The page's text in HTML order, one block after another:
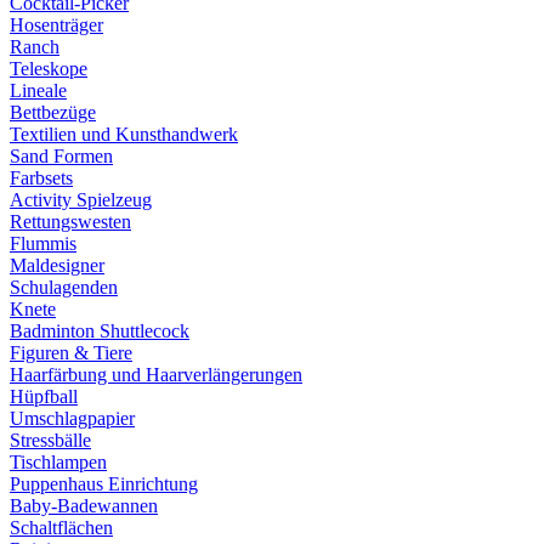
Hosenträger
Ranch
Teleskope
Lineale
Bettbezüge
Textilien und Kunsthandwerk
Sand Formen
Farbsets
Activity Spielzeug
Rettungswesten
Flummis
Maldesigner
Schulagenden
Knete
Badminton Shuttlecock
Figuren & Tiere
Haarfärbung und Haarverlängerungen
Hüpfball
Umschlagpapier
Stressbälle
Tischlampen
Puppenhaus Einrichtung
Baby-Badewannen
Schaltflächen